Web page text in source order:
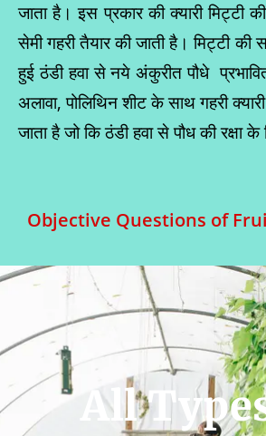
जाता है। इस प्रकार की क्यारी
सेमी गहरी तैयार की जाती है। मिट्टी
हुई ठंडी हवा से नये अंकुरीत पौधे
अलावा, पोलिथिन शीट के साथ गहरी
जाता है जो कि ठंडी हवा से पौध की रक्षा
Objective Questions of
All